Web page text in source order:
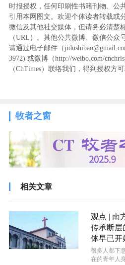
时报授权，任何印刷性书籍刊物、公
引用本网图文。欢迎个体读者转载或
微信及其他社交媒体，但请务必清楚
（URL）。其他公共微博、微信公众
请通过电子邮件（
3972) ‬或微博（http://weibo.com/
（ChTimes）联络我们，得到授权方
牧者之窗
相关文章
观点 | 南
传承断层
体早已开
很多人都下
在的青年人